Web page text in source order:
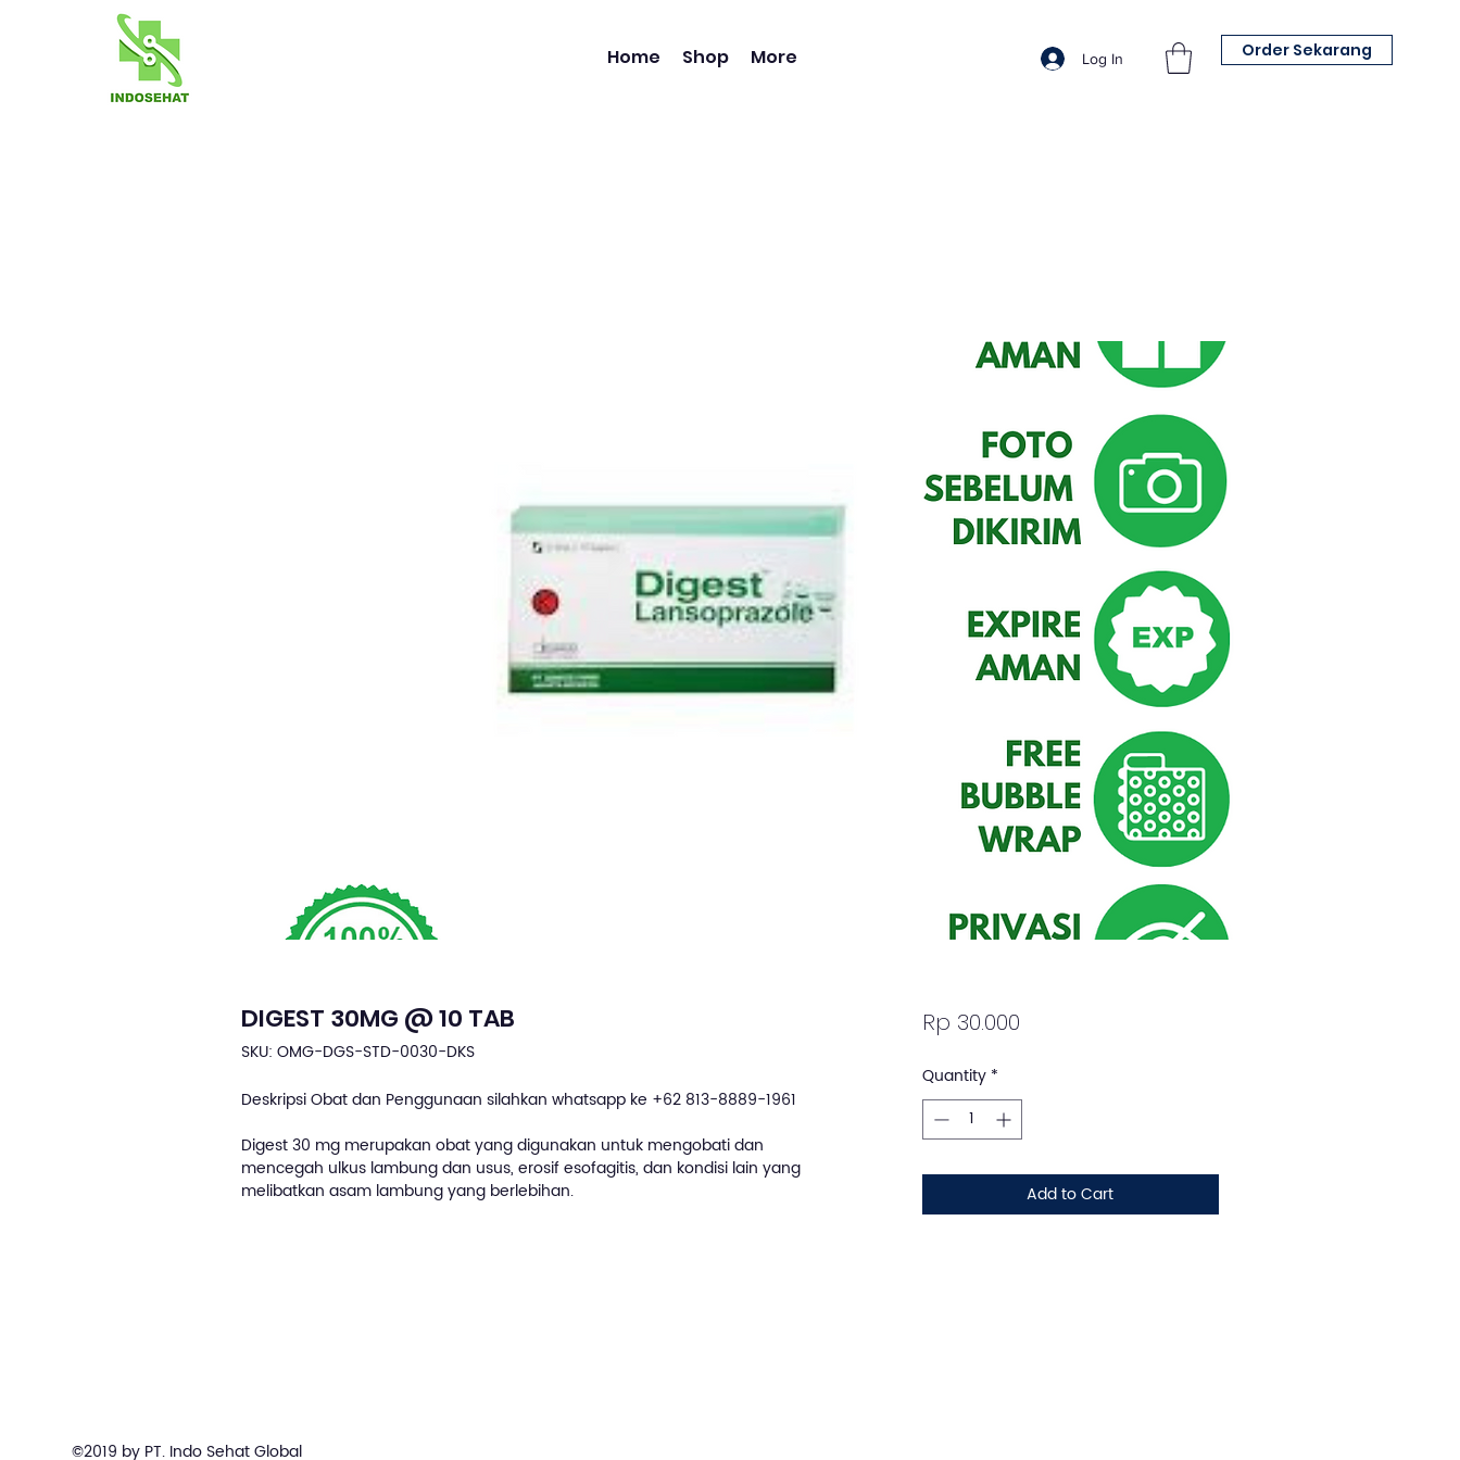
Home Shop More Log In Order Sekarang
DIGEST 30MG @ 10 TAB
SKU: OMG-DGS-STD-0030-DKS
Deskripsi Obat dan Penggunaan silahkan whatsapp ke +62 813-8889-1961
Digest 30 mg merupakan obat yang digunakan untuk mengobati dan
mencegah ulkus lambung dan usus, erosif esofagitis, dan kondisi lain yang
melibatkan asam lambung yang berlebihan.
Rp 30.000Price
Quantity *
Add to Cart
©2019 by PT. Indo Sehat Global